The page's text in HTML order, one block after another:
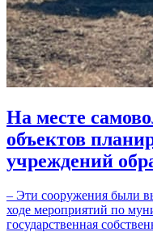
На месте
объектов
учреждений
– Эти сооружения были
ходе мероприятий по
государственная